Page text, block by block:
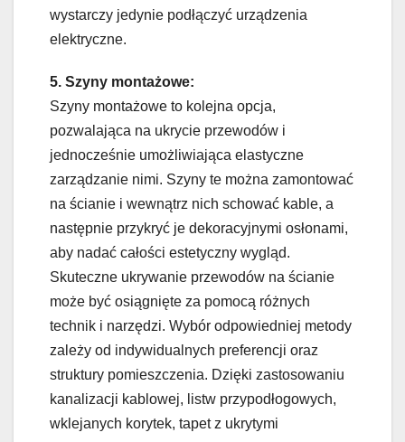
wystarczy jedynie podłączyć urządzenia
elektryczne.
5. Szyny montażowe:
Szyny montażowe to kolejna opcja,
pozwalająca na ukrycie przewodów i
jednocześnie umożliwiająca elastyczne
zarządzanie nimi. Szyny te można zamontować
na ścianie i wewnątrz nich schować kable, a
następnie przykryć je dekoracyjnymi osłonami,
aby nadać całości estetyczny wygląd.
Skuteczne ukrywanie przewodów na ścianie
może być osiągnięte za pomocą różnych
technik i narzędzi. Wybór odpowiedniej metody
zależy od indywidualnych preferencji oraz
struktury pomieszczenia. Dzięki zastosowaniu
kanalizacji kablowej, listw przypodłogowych,
wklejanych korytek, tapet z ukrytymi